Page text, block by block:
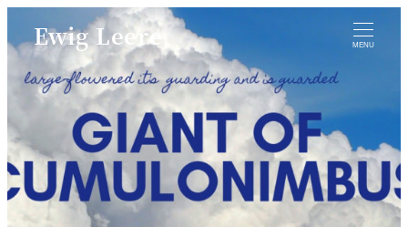
Ewig Leere MENU